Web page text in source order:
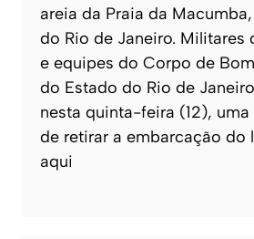
areia da Praia da
do Rio de Janeiro. Militares
e equipes do Corpo de
do Estado do Rio de
nesta quinta-feira (12),
de retirar a embarcação do
aqui